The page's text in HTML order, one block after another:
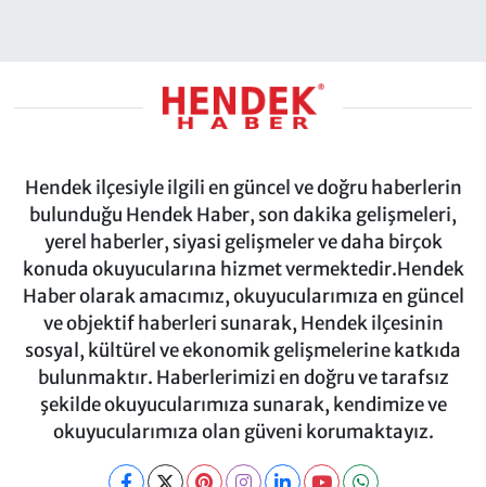
Hendek ilçesiyle ilgili en güncel ve doğru haberlerin
bulunduğu Hendek Haber, son dakika gelişmeleri,
yerel haberler, siyasi gelişmeler ve daha birçok
konuda okuyucularına hizmet vermektedir.Hendek
Haber olarak amacımız, okuyucularımıza en güncel
ve objektif haberleri sunarak, Hendek ilçesinin
sosyal, kültürel ve ekonomik gelişmelerine katkıda
bulunmaktır. Haberlerimizi en doğru ve tarafsız
şekilde okuyucularımıza sunarak, kendimize ve
okuyucularımıza olan güveni korumaktayız.